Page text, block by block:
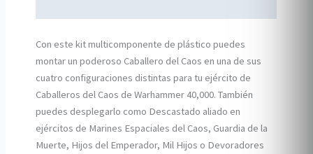
Con este kit multicomponente de plástico puedes
montar un poderoso Caballero del Caos en una de sus
cuatro configuraciones distintas para tu ejército de
Caballeros del Caos de Warhammer 40,000. También
puedes desplegarlo como Descastado aliado en
ejércitos de Marines Espaciales del Caos, Guardia de la
Muerte, Hijos del Emperador, Mil Hijos o Devoradores